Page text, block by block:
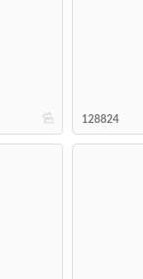
b 128824